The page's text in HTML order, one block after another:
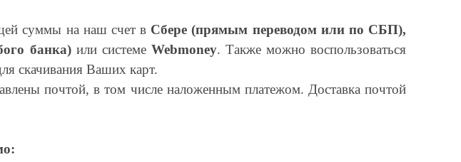
суммы на наш счет в Сбере (прямым переводом или по СБП),
банка) или системе Webmoney. Также можно воспользоваться
скачивания Ваших карт.
почтой, в том числе наложенным платежом. Доставка почтой